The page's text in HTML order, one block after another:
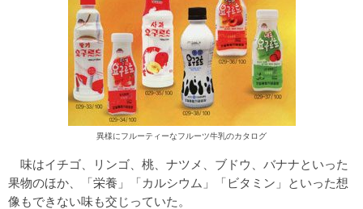
異様にフルーティーなフルーツ牛乳のカタログ
味はイチゴ、リンゴ、桃、ナツメ、ブドウ、バナナといった
果物のほか、「栄養」「カルシウム」「ビタミン」といった想
像もできない味も交じっていた。